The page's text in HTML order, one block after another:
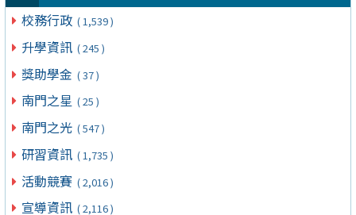
校務行政 ( 1,539 )
升學資訊 ( 245 )
獎助學金 ( 37 )
南門之星 ( 25 )
南門之光 ( 547 )
研習資訊 ( 1,735 )
活動競賽 ( 2,016 )
宣導資訊 ( 2,116 )